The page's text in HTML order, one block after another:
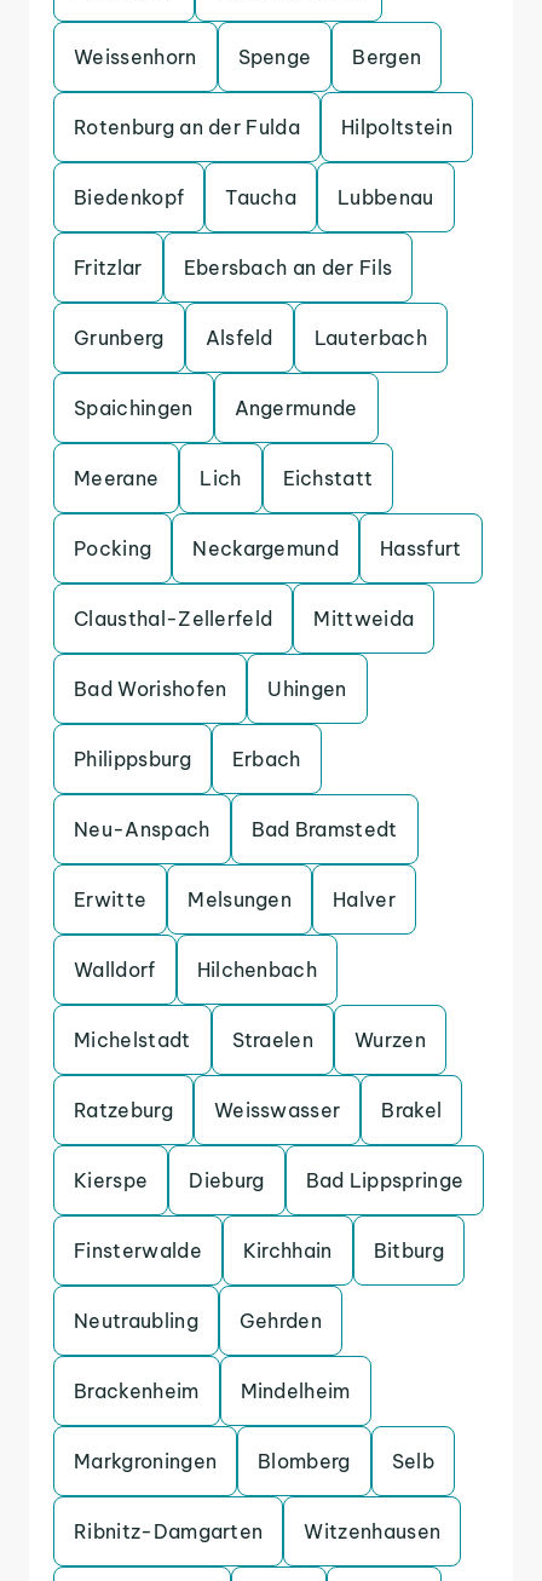
Weissenhorn Spenge Bergen
Rotenburg an der Fulda Hilpoltstein
Biedenkopf Taucha Lubbenau
Fritzlar Ebersbach an der Fils
Grunberg Alsfeld Lauterbach
Spaichingen Angermunde
Meerane Lich Eichstatt
Pocking Neckargemund Hassfurt
Clausthal-Zellerfeld Mittweida
Bad Worishofen Uhingen
Philippsburg Erbach
Neu-Anspach Bad Bramstedt
Erwitte Melsungen Halver
Walldorf Hilchenbach
Michelstadt Straelen Wurzen
Ratzeburg Weisswasser Brakel
Kierspe Dieburg Bad Lippspringe
Finsterwalde Kirchhain Bitburg
Neutraubling Gehrden
Brackenheim Mindelheim
Markgroningen Blomberg Selb
Ribnitz-Damgarten Witzenhausen